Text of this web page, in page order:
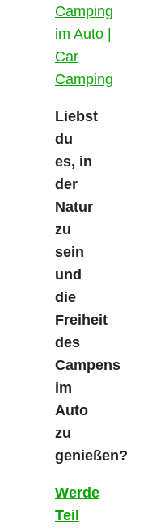
Liebst
du
es, in
der
Natur
zu
sein
und
die
Freiheit
des
Campens
im
Auto
zu
genießen?
Werde
Teil